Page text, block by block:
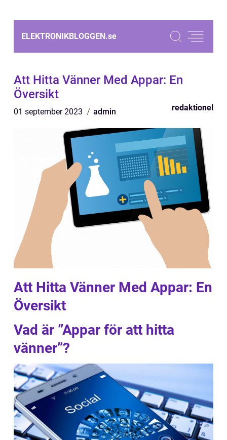
ELEKTRONIKBLOGGEN.se
Att Hitta Vänner Med Appar: En
Översikt
01 september 2023 admin redaktionel
Att Hitta Vänner Med Appar: En
Översikt
Vad är ”Appar för att hitta
vänner”?